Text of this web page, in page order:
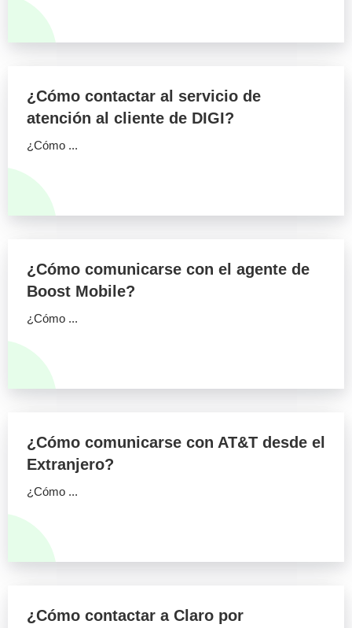
¿Cómo contactar al servicio de
atención al cliente de DIGI?
¿Cómo ...
¿Cómo comunicarse con el agente de
Boost Mobile?
¿Cómo ...
¿Cómo comunicarse con AT&T desde el
Extranjero?
¿Cómo ...
¿Cómo contactar a Claro por